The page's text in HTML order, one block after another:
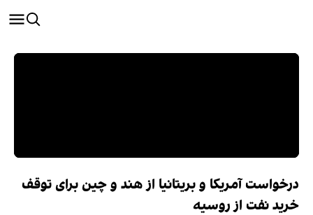
درخواست آمریکا و بریتانیا از هند و چین برای توقف
خرید نفت از روسیه